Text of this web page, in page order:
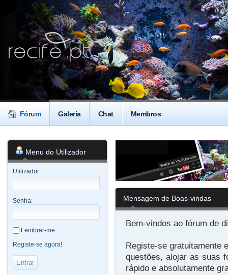
Fórum Galeria Chat Membros
Menu do Utilizador
Utilizador:
Senha:
Lembrar-me
Registe-se agora!
Mensagem de Boas-vindas
Bem-vindos ao fórum de
Registe-se gratuitamente
questões, alojar as suas
rápido e absolutamente